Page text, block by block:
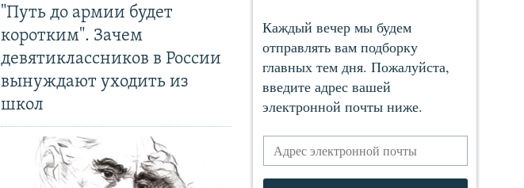
"Путь до армии будет
коротким". Зачем
девятиклассников в России
вынуждают уходить из
школ